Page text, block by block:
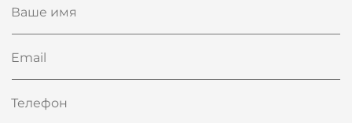
Ваше имя
Email
Телефон